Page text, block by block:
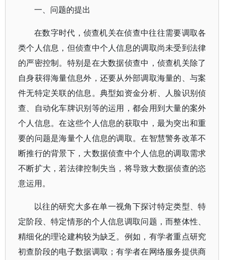
一、问题的提出
在数字时代，侦查机关在侦查中往往需要调取各
类个人信息，但侦查中个人信息的调取尚未受到法律
的严密控制。特别是在大数据侦查中，侦查机关除了
自身获得海量信息外，还要从外部调取海量的、与案
件无特定关联的信息。典型如资金分析、人脸识别侦
查、自动化车牌识别等的运用，都会用到大量的案外
个人信息。在这些个人信息的获取中，最为突出和重
要的问题是海量个人信息的调取。在智慧警务改革不
断推行的背景下，大数据侦查中个人信息的调取需求
不断扩大，若法律控制失当，将导致大数据侦查的恣
意运用。
以往的研究大多在单一视角下探讨特定类型、特
定阶段、特定情形的个人信息调取问题，而整体性、
精细化的理论建构较为缺乏。例如，有学者重点研究
初查阶段的电子数据调取；有学者在网络服务提供商